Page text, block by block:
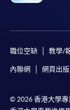
職位空缺 教學/
內聯網 網頁出
© 2026 香港大學